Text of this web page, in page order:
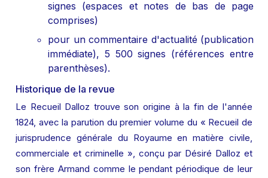
signes (espaces et notes de bas de page
comprises)
pour un commentaire d'actualité (publication
immédiate), 5 500 signes (références entre
parenthèses).
Historique de la revue
Le Recueil Dalloz trouve son origine à la fin de l'année
1824, avec la parution du premier volume du « Recueil de
jurisprudence générale du Royaume en matière civile,
commerciale et criminelle », conçu par Désiré Dalloz et
son frère Armand comme le pendant périodique de leur